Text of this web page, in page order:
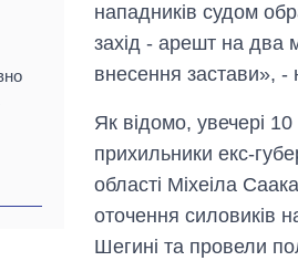
нападників судом
захід - арешт на два
внесення застави», -
Як відомо, увечері
прихильники екс-
області Міхеіла
оточення силовиків
Шегині та провели